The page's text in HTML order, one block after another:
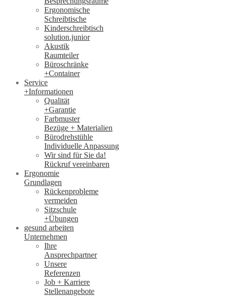
Ergonomische
Schreibtische
Kinderschreibtisch
solution.junior
Akustik
Raumteiler
Büroschränke
+Container
Service
+Informationen
Qualität
+Garantie
Farbmuster
Bezüge + Materialien
Bürodrehstühle
Individuelle Anpassung
Wir sind für Sie da!
Rückruf vereinbaren
Ergonomie
Grundlagen
Rückenprobleme
vermeiden
Sitzschule
+Übungen
gesund arbeiten
Unternehmen
Ihre
Ansprechpartner
Unsere
Referenzen
Job + Karriere
Stellenangebote